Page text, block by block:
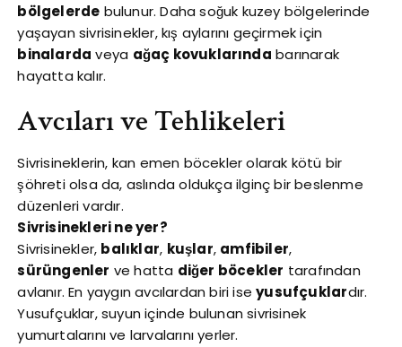
bölgelerde bulunur. Daha soğuk kuzey bölgelerinde
yaşayan sivrisinekler, kış aylarını geçirmek için
binalarda veya ağaç kovuklarında barınarak
hayatta kalır.
Avcıları ve Tehlikeleri
Sivrisineklerin, kan emen böcekler olarak kötü bir
şöhreti olsa da, aslında oldukça ilginç bir beslenme
düzenleri vardır.
Sivrisinekleri ne yer?
Sivrisinekler, balıklar, kuşlar, amfibiler,
sürüngenler ve hatta diğer böcekler tarafından
avlanır. En yaygın avcılardan biri iseyusufçuklardır.
Yusufçuklar, suyun içinde bulunan sivrisinek
yumurtalarını ve larvalarını yerler.